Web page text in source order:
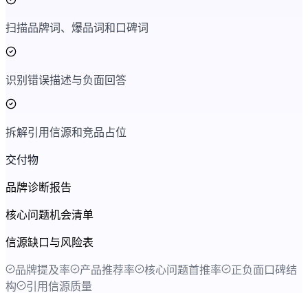
扫描品牌词、爆品词和口碑词
识别错误描述与负面回答
拆解引用信源和竞品占位
交付物
品牌诊断报告
核心问题机会清单
信源缺口与风险表
品牌提及率 产品推荐率 核心问题首推率
正负面口碑结
构
引用信源质量